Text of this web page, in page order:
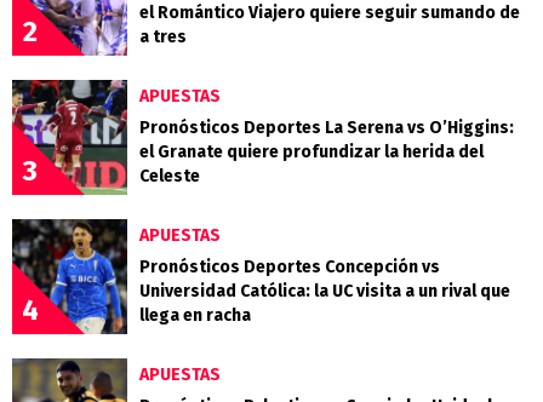
2
el Romántico Viajero quiere seguir sumando de
a tres
3
APUESTAS
Pronósticos Deportes La Serena vs O’Higgins:
el Granate quiere profundizar la herida del
Celeste
4
APUESTAS
Pronósticos Deportes Concepción vs
Universidad Católica: la UC visita a un rival que
llega en racha
APUESTAS